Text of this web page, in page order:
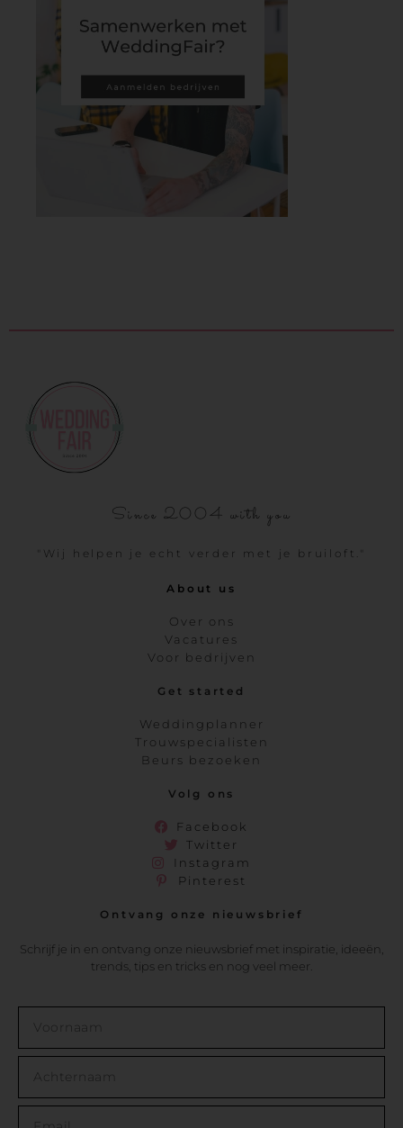
Since 2004 with you
"Wij helpen je echt verder met je bruiloft."
About us
Over ons
Vacatures
Voor bedrijven
Get started
Weddingplanner
Trouwspecialisten
Beurs bezoeken
Volg ons
Facebook
Twitter
Instagram
Pinterest
Ontvang onze nieuwsbrief
Schrijf je in en ontvang onze nieuwsbrief met inspiratie, ideeën,
trends, tips en tricks en nog veel meer.